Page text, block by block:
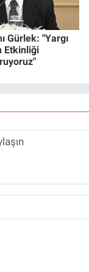
Gürlek: "Yargı
Etkinliği